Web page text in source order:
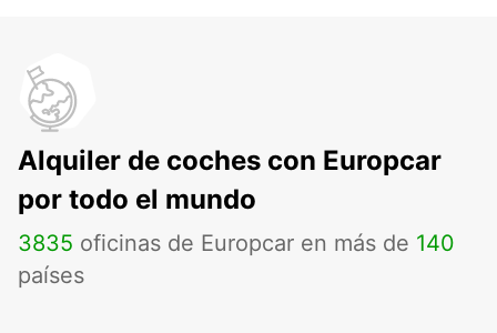
Alquiler de coches con Europcar
por todo el mundo
3835 oficinas de Europcar en más de 140
países